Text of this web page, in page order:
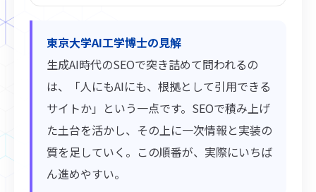
東京大学AI工学博士の見解
生成AI時代のSEOで突き詰めて問われるの
は、「人にもAIにも、根拠として引用できる
サイトか」という一点です。SEOで積み上げ
た土台を活かし、その上に一次情報と実装の
質を足していく。この順番が、実際にいちば
ん進めやすい。